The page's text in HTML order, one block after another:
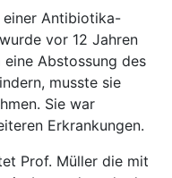
Antibiotika-
vor 12 Jahren
Abstossung des
musste sie
Sie war
Erkrankungen.
Prof. Müller die mit